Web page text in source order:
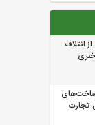
ائتلاف‌
تجارت